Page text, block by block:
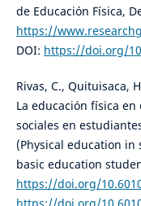
de Educación Física,
https://
DOI: https://doi.org/
Rivas, C., Quituisaca,
La educación física
sociales en
(Physical education
basic education
https://doi.org/